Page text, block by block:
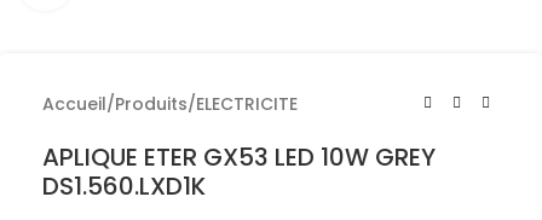
Accueil/Produits/ELECTRICITE
APLIQUE ETER GX53 LED 10W GREY
DS1.560.LXD1K